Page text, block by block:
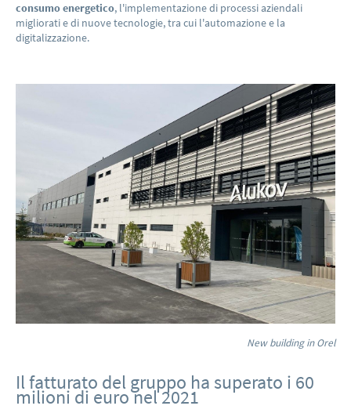
consumo energetico, l'implementazione di processi aziendali
migliorati e di nuove tecnologie, tra cui l'automazione e la
digitalizzazione.
New building in Orel
Il fatturato del gruppo ha superato i 60
milioni di euro nel 2021